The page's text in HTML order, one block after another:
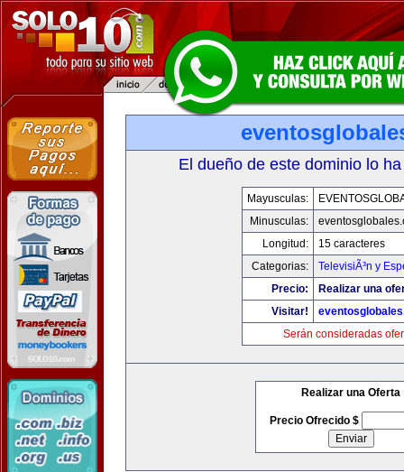
El dueño de este dominio lo
Mayusculas:
Minusculas:
Longitud:
15 caracteres
Categorias:
TelevisiÃ³n y
Precio:
Realizar una
Visitar!
Serán consideradas
Realizar una Oferta
Precio Ofrecido $